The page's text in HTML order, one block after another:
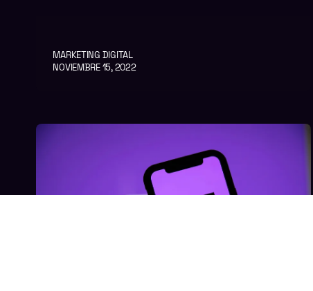
MARKETING DIGITAL
NOVIEMBRE 15, 2022